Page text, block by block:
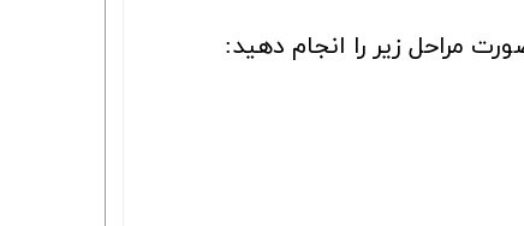
مراحل زیر را انجام دهید: